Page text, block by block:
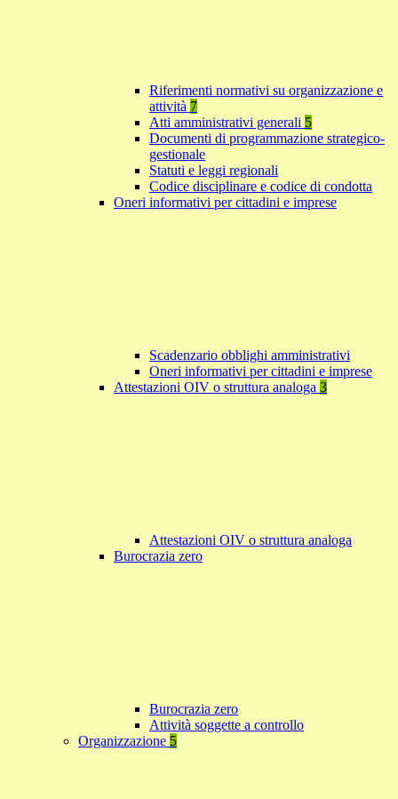
Riferimenti normativi su organizzazione e
attività 7
Atti amministrativi generali 5
Documenti di programmazione strategico-
gestionale
Statuti e leggi regionali
Codice disciplinare e codice di condotta
Oneri informativi per cittadini e imprese
Scadenzario obblighi amministrativi
Oneri informativi per cittadini e imprese
Attestazioni OIV o struttura analoga 3
Attestazioni OIV o struttura analoga
Burocrazia zero
Burocrazia zero
Attività soggette a controllo
Organizzazione 5